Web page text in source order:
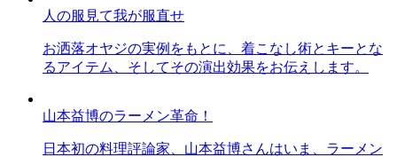
人の服見て我が服直せ
お洒落オヤジの実例をもとに、着こなし術とキーとな
るアイテム、そしてその演出効果をお伝えします。
山本益博のラーメン革命！
日本初の料理評論家、山本益博さんはいま、ラーメン